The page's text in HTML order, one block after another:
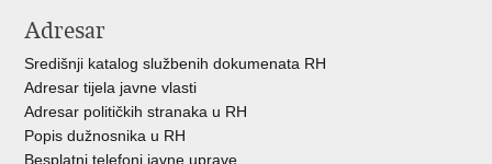
Adresar
Središnji katalog službenih dokumenata RH
Adresar tijela javne vlasti
Adresar političkih stranaka u RH
Popis dužnosnika u RH
Besplatni telefoni javne uprave